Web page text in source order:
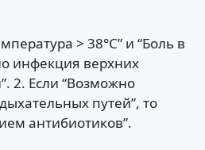
> 38°C” и “Боль в
инфекция верхних
2. Если “Возможно
путей”, то
антибиотиков”.